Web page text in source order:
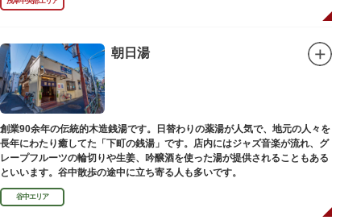
朝日湯
創業90余年の伝統的木造銭湯です。日替わりの薬湯が人気で、地元の人々を
長年にわたり癒してた「下町の銭湯」です。店内にはジャズ音楽が流れ、グ
レープフルーツの輪切りや生姜、吟醸酒を使った湯が提供されることもある
といいます。谷中散歩の途中に立ち寄る人も多いです。
谷中エリア